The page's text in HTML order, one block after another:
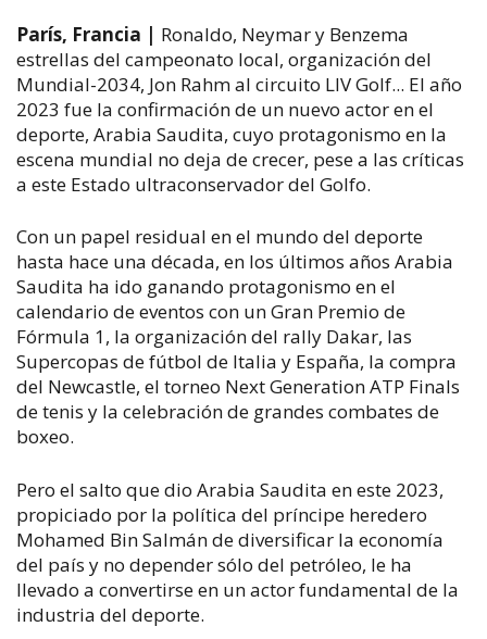
París, Francia | Ronaldo, Neymar y Benzema
estrellas del campeonato local, organización del
Mundial-2034, Jon Rahm al circuito LIV Golf... El año
2023 fue la confirmación de un nuevo actor en el
deporte, Arabia Saudita, cuyo protagonismo en la
escena mundial no deja de crecer, pese a las críticas
a este Estado ultraconservador del Golfo.
Con un papel residual en el mundo del deporte
hasta hace una década, en los últimos años Arabia
Saudita ha ido ganando protagonismo en el
calendario de eventos con un Gran Premio de
Fórmula 1, la organización del rally Dakar, las
Supercopas de fútbol de Italia y España, la compra
del Newcastle, el torneo Next Generation ATP Finals
de tenis y la celebración de grandes combates de
boxeo.
Pero el salto que dio Arabia Saudita en este 2023,
propiciado por la política del príncipe heredero
Mohamed Bin Salmán de diversificar la economía
del país y no depender sólo del petróleo, le ha
llevado a convertirse en un actor fundamental de la
industria del deporte.